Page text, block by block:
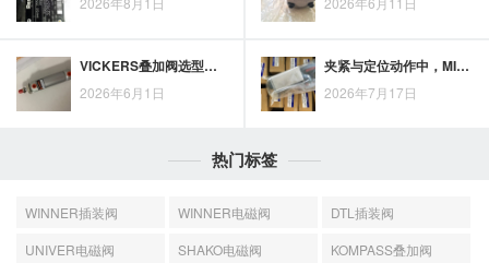
VICKERS叠加阀选型要点：从液压回路适配到设备运行优化
2026年6月1日
夹紧与定位动作中，MINDMAN电磁气动阀的负载、节拍及排气方式匹配要点
2026年7月17日
热门标签
WINNER插装阀 WINNER电磁阀
DTL插装阀
UNIVER电磁阀
SHAKO电磁阀
KOMPASS叠加阀